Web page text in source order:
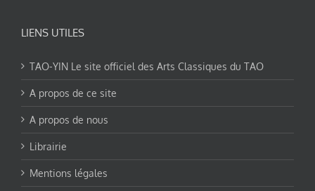
LIENS UTILES
TAO-YIN Le site officiel des Arts Classiques du TAO
A propos de ce site
A propos de nous
Librairie
Mentions légales